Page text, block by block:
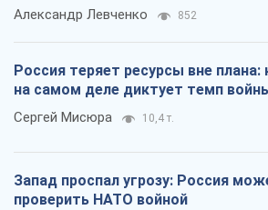
Александр Левченко 852
Россия теряет ресурсы вне плана:
на самом деле диктует темп
Сергей Мисюра 10,4 т.
Запад проспал угрозу: Россия
проверить НАТО войной